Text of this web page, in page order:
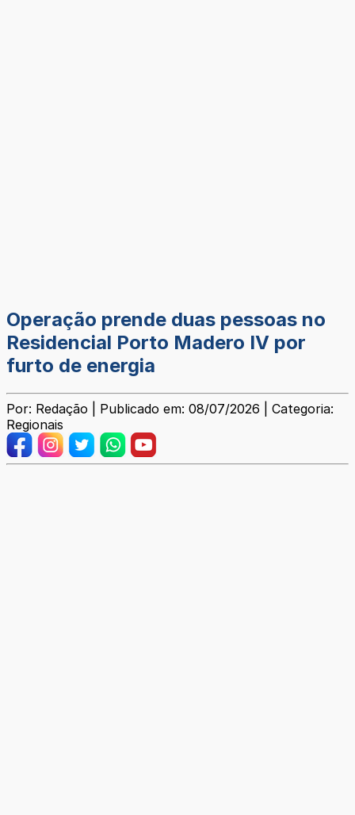
Operação prende duas pessoas no
Residencial Porto Madero IV por
furto de energia
Por: Redação | Publicado em: 08/07/2026 | Categoria:
Regionais